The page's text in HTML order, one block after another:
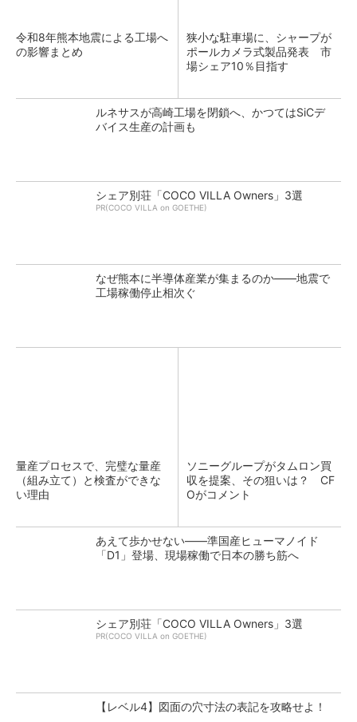
令和8年熊本地震による工場へ
の影響まとめ
狭小な駐車場に、シャープが
ポールカメラ式製品発表 市
場シェア10％目指す
ルネサスが高崎工場を閉鎖へ、かつてはSiCデ
バイス生産の計画も
シェア別荘「COCO VILLA Owners」3選
PR(COCO VILLA on GOETHE)
なぜ熊本に半導体産業が集まるのか――地震で
工場稼働停止相次ぐ
量産プロセスで、完璧な量産
（組み立て）と検査ができな
い理由
ソニーグループがタムロン買
収を提案、その狙いは？ CF
Oがコメント
あえて歩かせない――準国産ヒューマノイド
「D1」登場、現場稼働で日本の勝ち筋へ
シェア別荘「COCO VILLA Owners」3選
PR(COCO VILLA on GOETHE)
【レベル4】図面の穴寸法の表記を攻略せよ！